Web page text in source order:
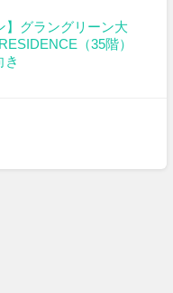
】グラングリーン大
（35階）